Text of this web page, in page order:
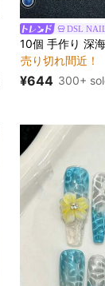
DSL
売り切れ間近！
¥644 300+